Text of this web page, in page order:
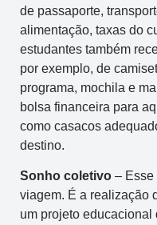
de passaporte,
alimentação, taxas do
estudantes também
por exemplo, de
programa, mochila e
bolsa financeira para
como casacos
destino.
Sonho coletivo – Esse
viagem. É a realização
um projeto educacional